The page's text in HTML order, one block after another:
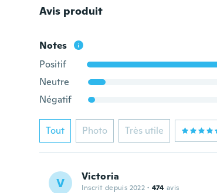
Avis produit
Notes
Positif
Neutre
Négatif
Tout Photo Très utile
V Victoria
Inscrit depuis 2022 · 474 avis